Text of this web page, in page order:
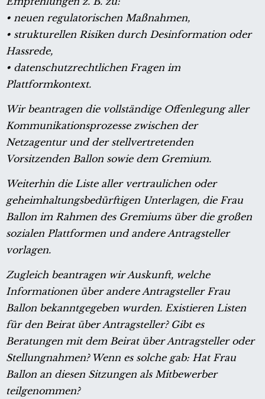
• neuen regulatorischen Maßnahmen,
• strukturellen Risiken durch Desinformation oder
Hassrede,
• datenschutzrechtlichen Fragen im
Plattformkontext.
Wir beantragen die vollständige Offenlegung aller
Kommunikationsprozesse zwischen der
Netzagentur und der stellvertretenden
Vorsitzenden Ballon sowie dem Gremium.
Weiterhin die Liste aller vertraulichen oder
geheimhaltungsbedürftigen Unterlagen, die Frau
Ballon im Rahmen des Gremiums über die großen
sozialen Plattformen und andere Antragsteller
vorlagen.
Zugleich beantragen wir Auskunft, welche
Informationen über andere Antragsteller Frau
Ballon bekanntgegeben wurden. Existieren Listen
für den Beirat über Antragsteller? Gibt es
Beratungen mit dem Beirat über Antragsteller oder
Stellungnahmen? Wenn es solche gab: Hat Frau
Ballon an diesen Sitzungen als Mitbewerber
teilgenommen?